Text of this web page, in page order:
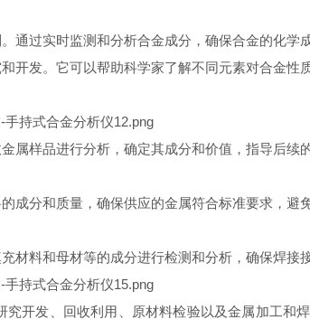
过实时监测和分析合金成分，确保合金的化学
发。它可以帮助科学家了解不同元素对合金性
样品进行分析，确定其成分和价值，指导后续
分和质量，确保供应的金属符合标准要求，避
料和母材等的成分进行检测和分析，确保焊接
发、回收利用、原材料检验以及金属加工和